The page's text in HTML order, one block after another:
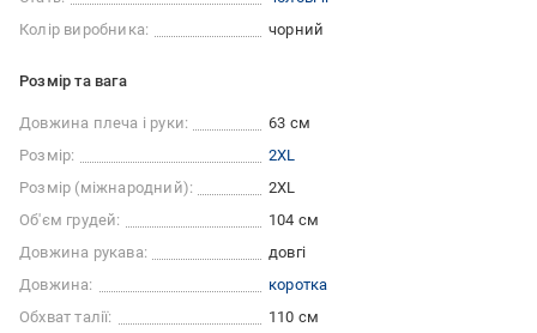
Колір виробника:
чорний
Розмір та вага
Довжина плеча і руки:
63 см
Розмір:
2XL
Розмір (міжнародний):
2XL
Об'єм грудей:
104 см
Довжина рукава:
довгі
Довжина:
коротка
Обхват талії:
110 см